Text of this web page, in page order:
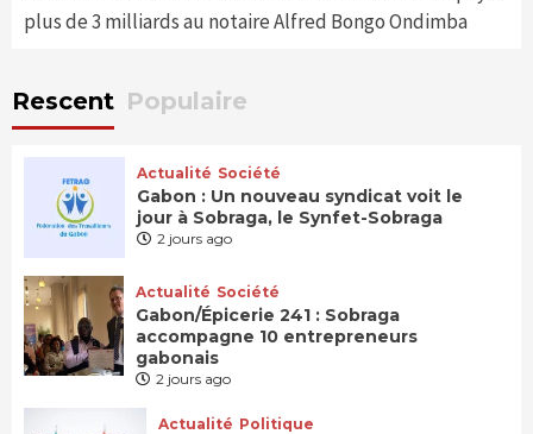
plus de 3 milliards au notaire Alfred Bongo Ondimba
Rescent Populaire
Actualité Société
Gabon : Un nouveau syndicat voit le
jour à Sobraga, le Synfet-Sobraga
2 jours ago
Actualité Société
Gabon/Épicerie 241 : Sobraga
accompagne 10 entrepreneurs
gabonais
2 jours ago
Actualité Politique